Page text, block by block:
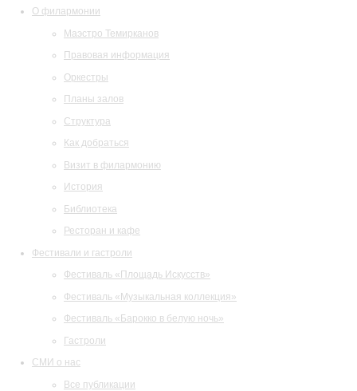
О филармонии
Маэстро Темирканов
Правовая информация
Оркестры
Планы залов
Структура
Как добраться
Визит в филармонию
История
Библиотека
Ресторан и кафе
Фестивали и гастроли
Фестиваль «Площадь Искусств»
Фестиваль «Музыкальная коллекция»
Фестиваль «Барокко в белую ночь»
Гастроли
СМИ о нас
Все публикации